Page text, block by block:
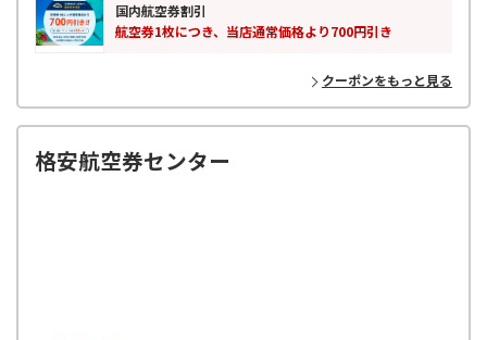
国内航空券割引
航空券1枚につき、当店通常価格より700円引き
クーポンをもっと見る
格安航空券センター